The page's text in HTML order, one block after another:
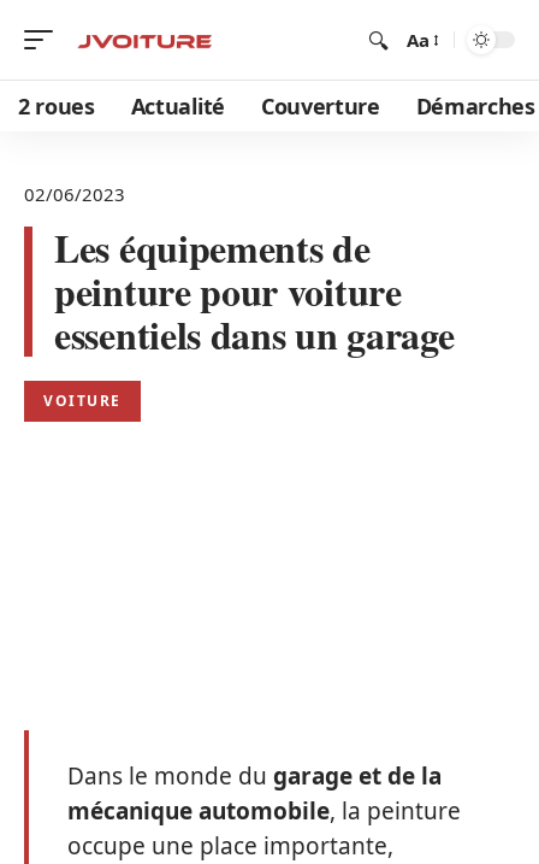
Aa
2 roues Actualité Couverture Démarches
02/06/2023
Les équipements de
peinture pour voiture
essentiels dans un garage
VOITURE
Dans le monde du garage et de la
mécanique automobile, la peinture
occupe une place importante,